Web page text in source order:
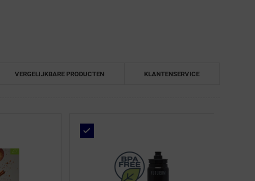
VERGELIJKBARE PRODUCTEN KLANTENSERVICE